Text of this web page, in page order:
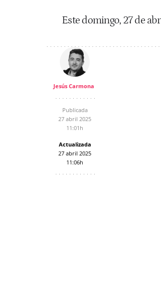
Este domingo, 27 de
Jesús Carmona
Publicada
27 abril 2025
11:01h
Actualizada
27 abril 2025
11:06h